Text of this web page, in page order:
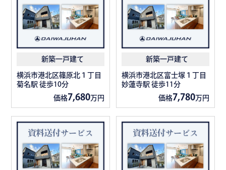
新築一戸建て
横浜市港北区篠原北１丁目
菊名駅 徒歩10分
価格7,680万円
新築一戸建て
横浜市港北区富士塚１丁目
妙蓮寺駅 徒歩11分
価格7,780万円